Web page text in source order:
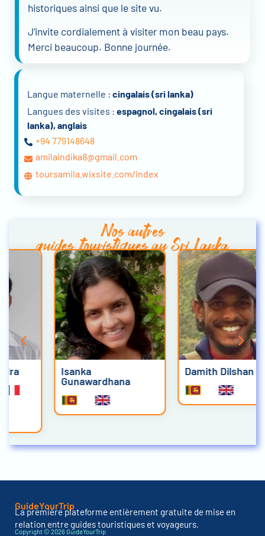
historiques ainsi que le site vu.
J’invite cordialement à visiter mon beau pays.
Merci beaucoup. Bonne journée.
Langue maternelle : cingalais (sri lanka)
Langues des visites : espagnol, cingalais (sri
lanka), anglais
+94 779148648
amilaindika8@gmail.com
toursamila.wixsite.com/index
Nos autres
guides touristiques au Sri Lanka
Gunawardhana
Damith Dilshan
GuideYourTrip
La première plateforme entièrement gratuite de mise en
relation entre guides touristiques et voyageurs.
Copyright © 2026 GuideYourTrip